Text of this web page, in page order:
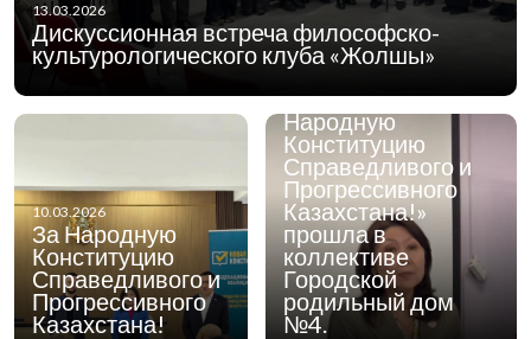
13.03.2026
Дискуссионная встреча философско-
культурологического клуба «Жолшы»
10.03.2026
За Народную
Конституцию
Справедливого и
Прогрессивного
Казахстана!
06.03.2026
Сегодня встреча
общенациональной
коалиции «За
Народную
Конституцию
Справедливого и
Прогрессивного
Казахстана!»
прошла в
коллективе
Городской
родильный дом
№4.